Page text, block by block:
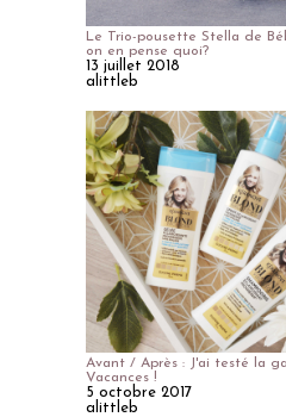
Le Trio-pousette Stella de
on en pense quoi?
13 juillet 2018
alittleb
Avant / Après : J'ai testé la
Vacances !
5 octobre 2017
alittleb